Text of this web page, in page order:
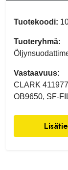
Tuotekoodi:
Tuoteryhmä:
Vastaavuus:
CLARK
OB9650, SF-